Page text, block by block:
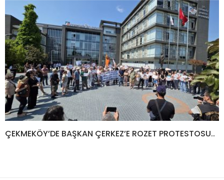
ÇEKMEKÖY’DE BAŞKAN ÇERKEZ’E ROZET PROTESTOSU..